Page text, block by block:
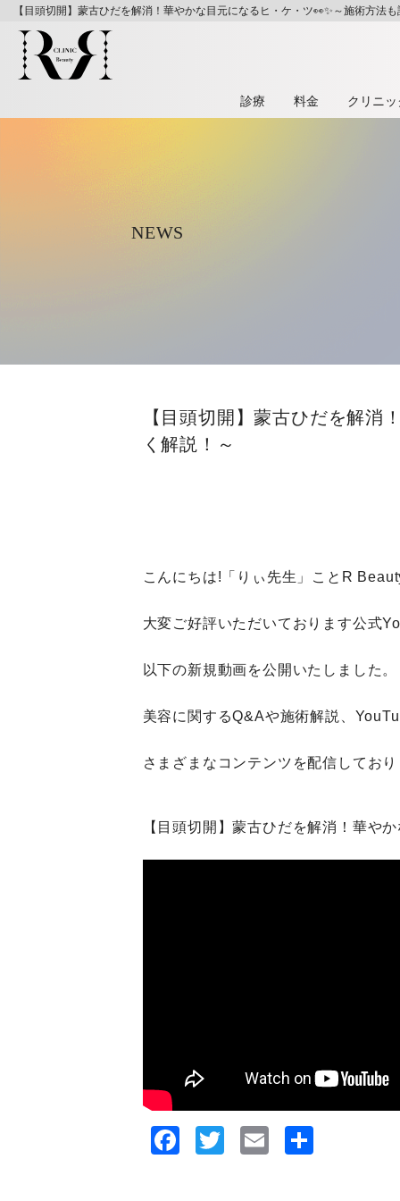
【目頭切開】蒙古ひだを解消！華やかな目元になるヒ・ケ・ツ👀✨～施術方
診療 料⾦ クリニ
NEWS
【目頭切開】蒙古ひだを解消
く解説！～
こんにちは!「りぃ先生」ことR
大変ご好評いただいております公式
以下の新規動画を公開いたしました。
美容に関するQ&Aや施術解説、
さまざまなコンテンツを配信してお
【目頭切開】蒙古ひだを解消！華や
Facebook
TwitterEmail